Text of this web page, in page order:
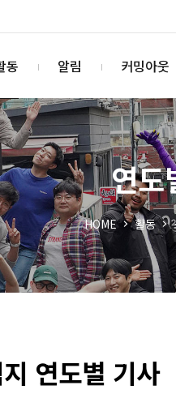
동 알림 커밍아웃
연도
HOME 활동
연도별 기사